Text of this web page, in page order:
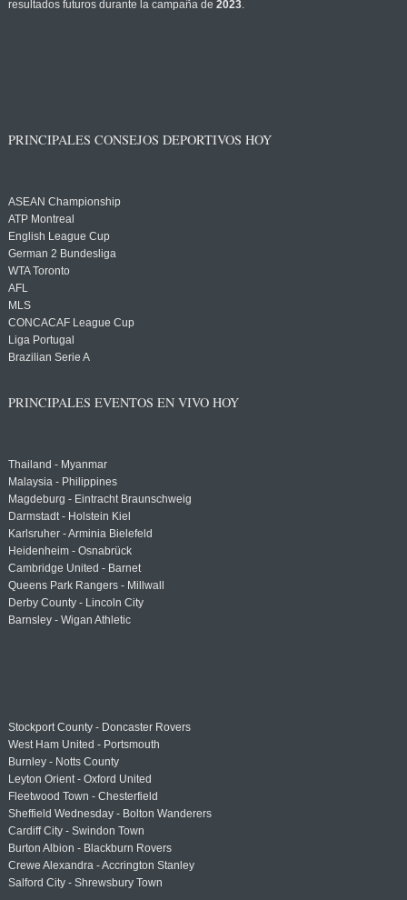
resultados futuros durante la campaña de 2023.
PRINCIPALES CONSEJOS DEPORTIVOS HOY
ASEAN Championship
ATP Montreal
English League Cup
German 2 Bundesliga
WTA Toronto
AFL
MLS
CONCACAF League Cup
Liga Portugal
Brazilian Serie A
PRINCIPALES EVENTOS EN VIVO HOY
Thailand - Myanmar
Malaysia - Philippines
Magdeburg - Eintracht Braunschweig
Darmstadt - Holstein Kiel
Karlsruher - Arminia Bielefeld
Heidenheim - Osnabrück
Cambridge United - Barnet
Queens Park Rangers - Millwall
Derby County - Lincoln City
Barnsley - Wigan Athletic
Stockport County - Doncaster Rovers
West Ham United - Portsmouth
Burnley - Notts County
Leyton Orient - Oxford United
Fleetwood Town - Chesterfield
Sheffield Wednesday - Bolton Wanderers
Cardiff City - Swindon Town
Burton Albion - Blackburn Rovers
Crewe Alexandra - Accrington Stanley
Salford City - Shrewsbury Town